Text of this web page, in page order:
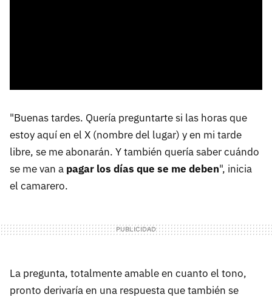
"Buenas tardes. Quería preguntarte si las horas que
estoy aquí en el X (nombre del lugar) y en mi tarde
libre, se me abonarán. Y también quería saber cuándo
se me van a pagar los días que se me deben", inicia
el camarero.
La pregunta, totalmente amable en cuanto el tono,
pronto derivaría en una respuesta que también se